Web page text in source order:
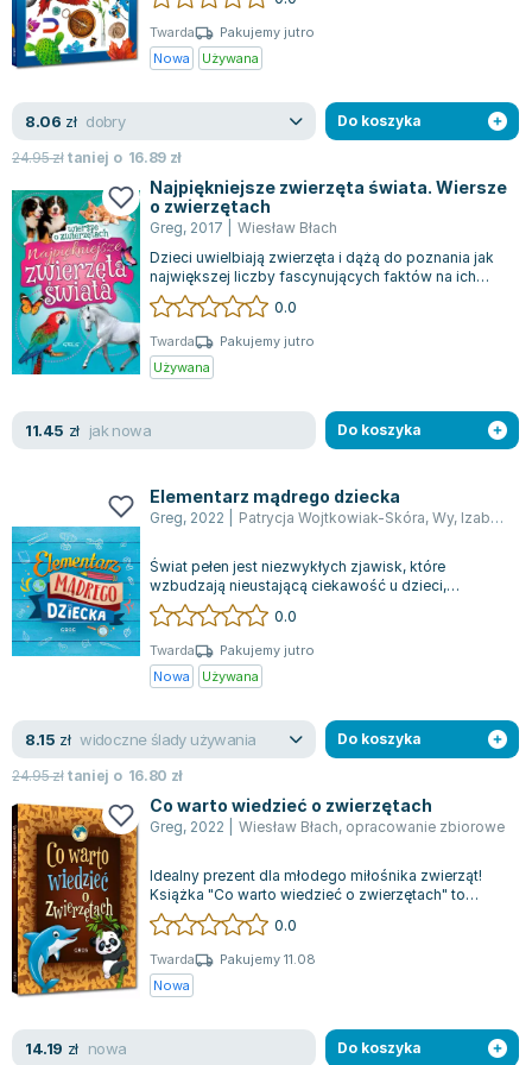
Książki o naukach politycznych dla studentów
Książki do nauk przyrodniczych dla studentów
Książki do nauk ścisłych dla studentów
Prawo - książki dla studentów
Technologia żywności - książki
Zarządzanie i marketing - książki
Nauka języków obcych - książki
Podręczniki dla nauczycieli - metodyka
Repetytoria, testy i materiały pomocnicze
Bolesław Prus
Clive Cussler
Józef Ignacy Kraszewski
Clive Staples Lewis
Martyna Wojciechowska
Melissa De la Cruz
Blanka Lipińska
Jaś Kapela
Agatha Christie
Witold Gadowski
Jan Pietrzak
Piotr Zychowicz
Piotr Kościelny
Jan Piński
Zygmunt Freud
Agata Passent
Michel Moran
Maciej Orłoś
Antoine de Saint Exupery
Lew Tołstoj
Mark Twain
Marcin Meller
Paulina Młynarska
ks. Piotr Pawlukiewicz
Jarosław Sokołowski
Piotr Latocha
Michael Scott
Jarosław Iwaszkiewicz
Twarda
Pakujemy jutro
Nowa
Używana
8.06 zł dobry
24.95złtaniej o 16.89 zł
Do koszyka
Najpiękniejsze zwierzęta świata. Wiersze
o zwierzętach
Greg, 2017
Wiesław Błach
Dzieci uwielbiają zwierzęta i dążą do poznania jak
największej liczby fascynujących faktów na ich
temat. Oto książka, która zabier...
0.0
Twarda
Pakujemy jutro
Używana
11.45 zł jak nowa Do koszyka
Elementarz mądrego dziecka
Greg, 2022 Patrycja Wojtkowiak-Skóra, Wy, Izabela Michta
Świat pełen jest niezwykłych zjawisk, które
wzbudzają nieustającą ciekawość u dzieci,
prowokując je do zadawania mnóstwa pytań na...
0.0
Twarda
Pakujemy jutro
Nowa
Używana
8.15 zł widoczne ślady używania
24.95złtaniej o 16.80 zł
Do koszyka
Co warto wiedzieć o zwierzętach
Greg, 2022 Wiesław Błach, opracowanie zbiorowe
Idealny prezent dla młodego miłośnika zwierząt!
Książka "Co warto wiedzieć o zwierzętach" to
kolekcja kolorowych, krótkich i łatwy...
0.0
Twarda
Pakujemy 11.08
Nowa
14.19 zł nowa Do koszyka